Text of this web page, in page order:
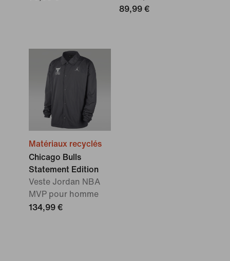
89,99 €
Matériaux recyclés
Chicago Bulls
Statement Edition
Veste Jordan NBA
MVP pour homme
134,99 €